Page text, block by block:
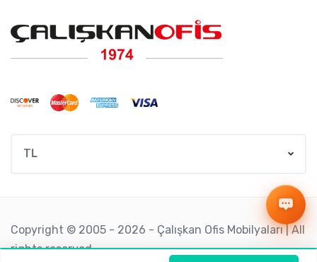
TL
Copyright © 2005 - 2026 - Çalışkan Ofis Mobilyaları | All
rights reserved.